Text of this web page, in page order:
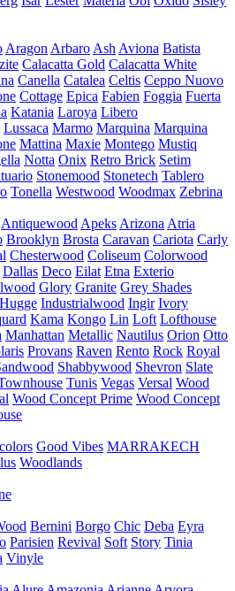
Aragon Arbaro Ash Aviona Batista
Calacatta Gold Calacatta White
Canella Catalea Celtis Ceppo Nuovo
Cottage Epica Fabien Foggia Fuerta
Katania Laroya Libero
Lussaca Marmo Marquina Marquina
Mattina Maxie Montego Mustiq
Notta Onix Retro Brick Setim
Stonemood Stonetech Tablero
Tonella Westwood Woodmax Zebrina
Antiquewood Apeks Arizona Atria
Brooklyn Brosta Caravan Cariota Carly
Chesterwood Coliseum Colorwood
Dallas Deco Eilat Etna Exterio
Glory Granite Grey Shades
Hugge Industrialwood Ingir Ivory
Kama Kongo Lin Loft Lofthouse
Manhattan Metallic Nautilus Orion Otto
Provans Raven Rento Rock Royal
Shabbywood Shevron Slate
Tunis Vegas Versal Wood
Wood Concept Prime Wood Concept
Good Vibes MARRAKECH
Woodlands
Bernini Borgo Chic Deba Eyra
Parisien Revival Soft Story Tinia
Vinyle